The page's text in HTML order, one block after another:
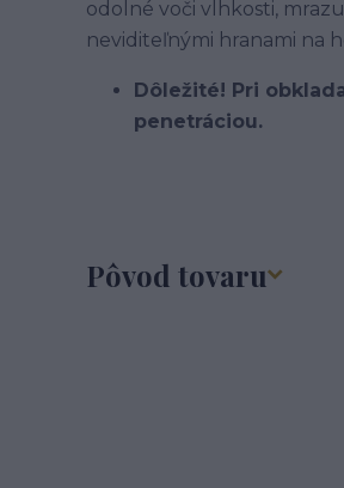
odolné voči vlhkosti,
neviditeľnými hranami na
Dôležité! Pri
penetráciou.
Pôvod tovaru